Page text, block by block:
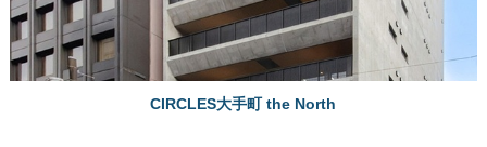
CIRCLES大手町 the North